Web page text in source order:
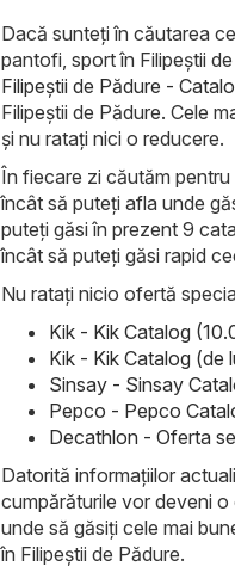
Dacă sunteți în căutarea
pantofi, sport în Filipeştii
Filipeştii de Pădure -
Filipeştii de Pădure. Cele
și nu ratați nici o reducere.
În fiecare zi căutăm
încât să puteți afla unde
puteți găsi în prezent 9
încât să puteți găsi rapid
Nu ratați nicio ofertă
Kik - Kik Catalog
Kik - Kik Catalog (de
Sinsay - Sinsay
Pepco - Pepco
Decathlon - Oferta
Datorită informațiilor
cumpărăturile vor deveni
unde să găsiți cele mai
în Filipeştii de Pădure.